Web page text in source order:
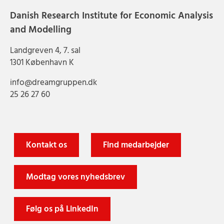
Danish Research Institute for Economic Analysis
and Modelling
Landgreven 4, 7. sal
1301 København K
info@dreamgruppen.dk
25 26 27 60
Kontakt os Find medarbejder
Modtag vores nyhedsbrev
Følg os på LinkedIn